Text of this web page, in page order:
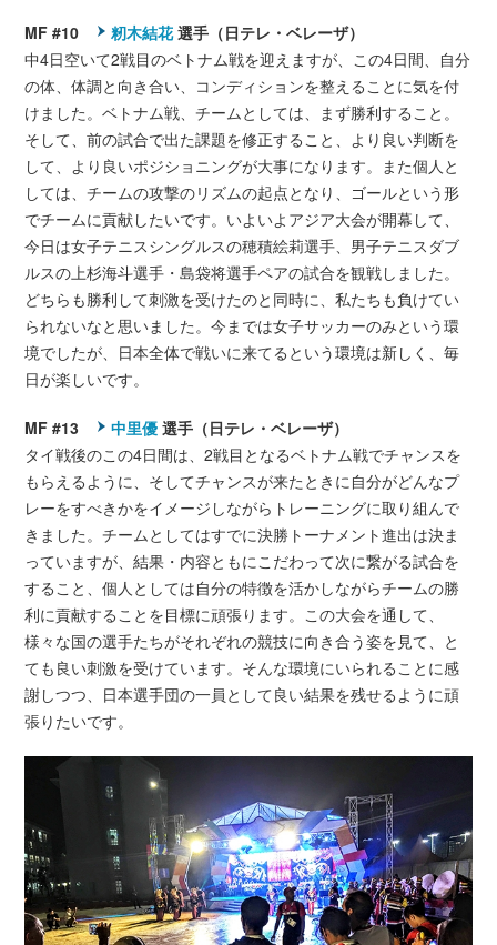
MF #10 籾木結花選手（日テレ・ベレーザ）
中4日空いて2戦目のベトナム戦を迎えますが、この4日間、自分
の体、体調と向き合い、コンディションを整えることに気を付
けました。ベトナム戦、チームとしては、まず勝利すること。
そして、前の試合で出た課題を修正すること、より良い判断を
して、より良いポジショニングが大事になります。また個人と
しては、チームの攻撃のリズムの起点となり、ゴールという形
でチームに貢献したいです。いよいよアジア大会が開幕して、
今日は女子テニスシングルスの穂積絵莉選手、男子テニスダブ
ルスの上杉海斗選手・島袋将選手ペアの試合を観戦しました。
どちらも勝利して刺激を受けたのと同時に、私たちも負けてい
られないなと思いました。今までは女子サッカーのみという環
境でしたが、日本全体で戦いに来てるという環境は新しく、毎
日が楽しいです。
MF #13 中里優 選手（日テレ・ベレーザ）
タイ戦後のこの4日間は、2戦目となるベトナム戦でチャンスを
もらえるように、そしてチャンスが来たときに自分がどんなプ
レーをすべきかをイメージしながらトレーニングに取り組んで
きました。チームとしてはすでに決勝トーナメント進出は決ま
っていますが、結果・内容ともにこだわって次に繋がる試合を
すること、個人としては自分の特徴を活かしながらチームの勝
利に貢献することを目標に頑張ります。この大会を通して、
様々な国の選手たちがそれぞれの競技に向き合う姿を見て、と
ても良い刺激を受けています。そんな環境にいられることに感
謝しつつ、日本選手団の一員として良い結果を残せるように頑
張りたいです。